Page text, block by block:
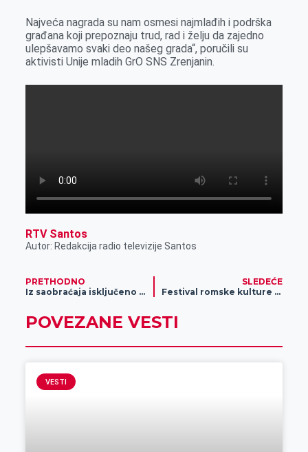
Najveća nagrada su nam osmesi najmlađih i podrška
građana koji prepoznaju trud, rad i želju da zajedno
ulepšavamo svaki deo našeg grada“, poručili su
aktivisti Unije mladih GrO SNS Zrenjanin.
RTV Santos
Autor: Redakcija radio televizije Santos
PRETHODNO
Iz saobraćaja isključeno 17 vozača koji su vozili pod dejstvom alkohola
SLEDEĆE
Festival romske kulture – „Slobodan Lala Berberski“
POVEZANE VESTI
VESTI